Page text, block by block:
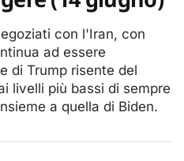
con l'Iran, con
ad essere
di Trump risente del
livelli più bassi di sempre
a quella di Biden.